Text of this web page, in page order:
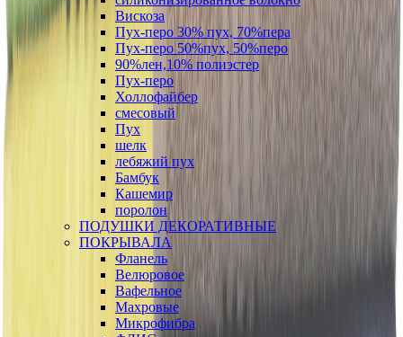
Вискоза
Пух-перо 30% пух, 70%пера
Пух-перо 50%пух, 50%перо
90%лен,10% полиэстер
Пух-перо
Холлофайбер
смесовый
Пух
шелк
лебяжий пух
Бамбук
Кашемир
поролон
ПОДУШКИ ДЕКОРАТИВНЫЕ
ПОКРЫВАЛА
Фланель
Велюровое
Вафельное
Махровые
Микрофибра